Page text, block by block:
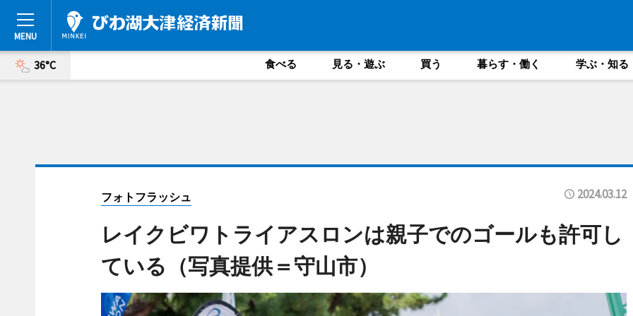
36°C 食べる 見る・遊ぶ 買う 暮らす・働く 学ぶ・知る
フォトフラッシュ 2024.03.12
レイクビワトライアスロンは親子でのゴールも許可し
ている（写真提供＝守山市）